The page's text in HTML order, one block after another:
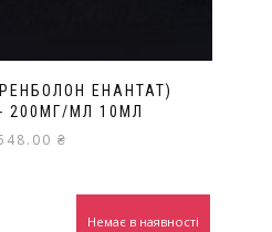
ЕНАНТАТ)
- 200МГ/МЛ 10МЛ
₴
Немає в наявності